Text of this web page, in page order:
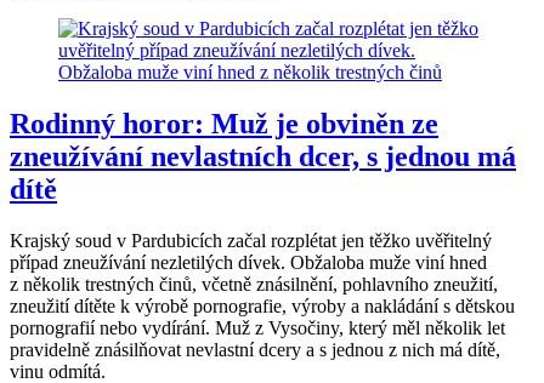
Rodinný horor: Muž je obviněn ze
zneužívání nevlastních dcer, s jednou má
dítě
Krajský soud v Pardubicích začal rozplétat jen těžko uvěřitelný
případ zneužívání nezletilých dívek. Obžaloba muže viní hned
z několik trestných činů, včetně znásilnění, pohlavního zneužití,
zneužití dítěte k výrobě pornografie, výroby a nakládání s dětskou
pornografií nebo vydírání. Muž z Vysočiny, který měl několik let
pravidelně znásilňovat nevlastní dcery a s jednou z nich má dítě,
vinu odmítá.